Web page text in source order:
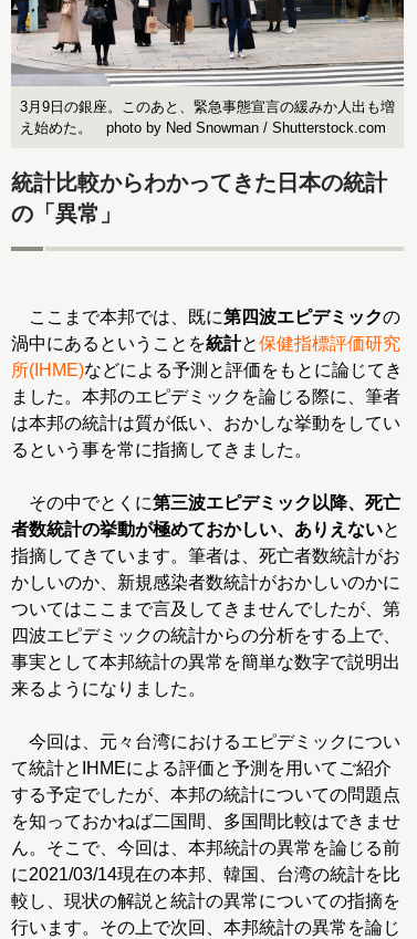
3月9日の銀座。このあと、緊急事態宣言の緩みか人出も増
え始めた。 photo by Ned Snowman / Shutterstock.com
統計比較からわかってきた日本の統計
の「異常」
ここまで本邦では、既に第四波エピデミックの
渦中にあるということを統計と保健指標評価研究
所(IHME)などによる予測と評価をもとに論じてき
ました。本邦のエピデミックを論じる際に、筆者
は本邦の統計は質が低い、おかしな挙動をしてい
るという事を常に指摘してきました。
その中でとくに第三波エピデミック以降、死亡
者数統計の挙動が極めておかしい、ありえないと
指摘してきています。筆者は、死亡者数統計がお
かしいのか、新規感染者数統計がおかしいのかに
ついてはここまで言及してきませんでしたが、第
四波エピデミックの統計からの分析をする上で、
事実として本邦統計の異常を簡単な数字で説明出
来るようになりました。
今回は、元々台湾におけるエピデミックについ
て統計とIHMEによる評価と予測を用いてご紹介
する予定でしたが、本邦の統計についての問題点
を知っておかねば二国間、多国間比較はできませ
ん。そこで、今回は、本邦統計の異常を論じる前
に2021/03/14現在の本邦、韓国、台湾の統計を比
較し、現状の解説と統計の異常についての指摘を
行います。その上で次回、本邦統計の異常を論じ